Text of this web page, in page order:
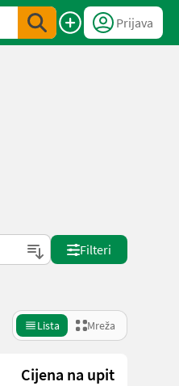
Prijava
Filteri
Lista Mreža
Cijena na upit